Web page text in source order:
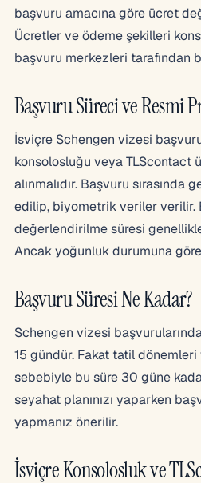
başvuru amacına göre ücret
Ücretler ve ödeme şekilleri
başvuru merkezleri tarafından
Başvuru Süreci ve Resmi
İsviçre Schengen vizesi
konsolosluğu veya TLScontact
alınmalıdır. Başvuru sırasında
edilip, biyometrik veriler verilir.
değerlendirilme süresi
Ancak yoğunluk durumuna
Başvuru Süresi Ne Kadar?
Schengen vizesi
15 gündür. Fakat tatil
sebebiyle bu süre 30 güne
seyahat planınızı yaparken
yapmanız önerilir.
İsviçre Konsolosluk ve